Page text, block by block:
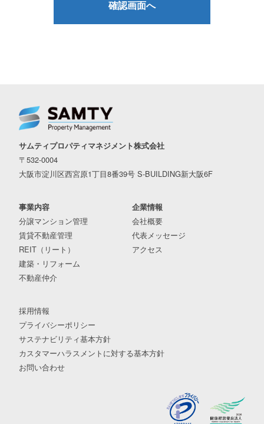
サムティプロパティマネジメント株式会社
〒532-0004
大阪市淀川区西宮原1丁目8番39号 S-BUILDING新大阪6F
事業内容
分譲マンション管理
賃貸不動産管理
REIT（リート）
建築・リフォーム
不動産仲介
企業情報
会社概要
代表メッセージ
アクセス
採用情報
プライバシーポリシー
サステナビリティ基本方針
カスタマーハラスメントに対する基本方針
お問い合わせ